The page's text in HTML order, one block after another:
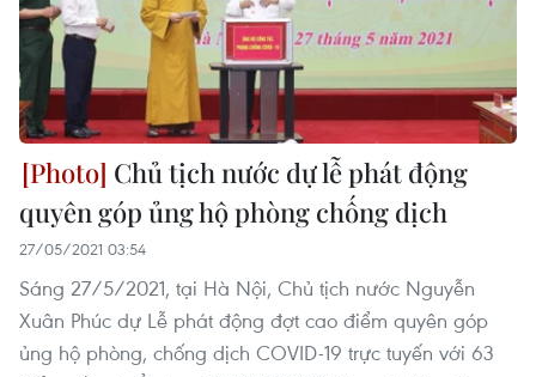
Chủ tịch nước dự lễ phát động
quyên góp ủng hộ phòng chống dịch
27/05/2021 03:54
Sáng 27/5/2021, tại Hà Nội, Chủ tịch nước Nguyễn
Xuân Phúc dự Lễ phát động đợt cao điểm quyên góp
ủng hộ phòng, chống dịch COVID-19 trực tuyến với 63